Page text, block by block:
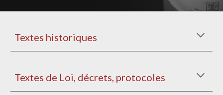
Textes historiques
Textes de Loi, décrets, protocoles